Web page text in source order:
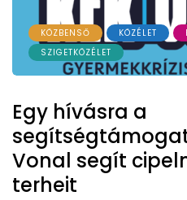
KÖZBENSŐ KÖZÉLET
SZIGETKÖZÉLET
Egy hívásra a
Vonal segít
terheit